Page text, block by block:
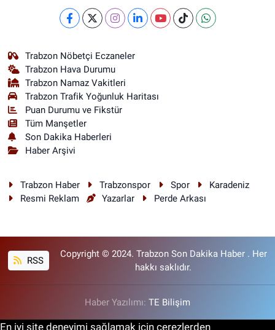
Trabzon Nöbetçi Eczaneler
Trabzon Hava Durumu
Trabzon Namaz Vakitleri
Trabzon Trafik Yoğunluk Haritası
Puan Durumu ve Fikstür
Tüm Manşetler
Son Dakika Haberleri
Haber Arşivi
Trabzon Haber Trabzonspor Spor
Karadeniz
Resmi Reklam
Yazarlar Perde Arkası
RSS
Copyright © 2024. Trabzon Son Dakika Haber . Her
hakkı saklıdır.
Haber Yazılımı: TE Bilişim
En iyi site deneyimi sağlamak için çerezlerden